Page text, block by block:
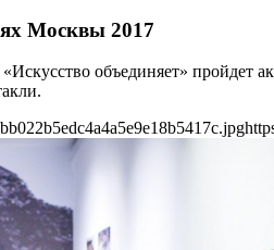
Москвы 2017
объединяет» пройдет